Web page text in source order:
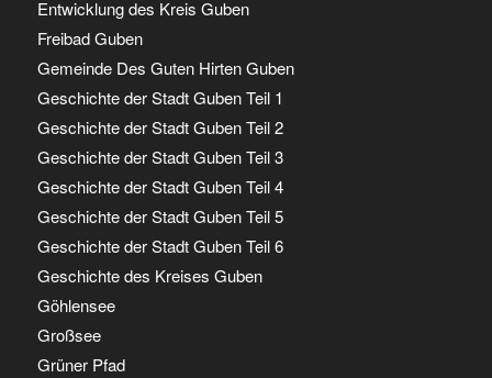
Entwicklung des Kreis Guben
Freibad Guben
Gemeinde Des Guten Hirten Guben
Geschichte der Stadt Guben Teil 1
Geschichte der Stadt Guben Teil 2
Geschichte der Stadt Guben Teil 3
Geschichte der Stadt Guben Teil 4
Geschichte der Stadt Guben Teil 5
Geschichte der Stadt Guben Teil 6
Geschichte des Kreises Guben
Göhlensee
Großsee
Grüner Pfad